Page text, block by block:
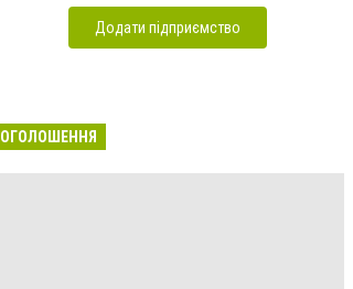
Додати підприємство
ОГОЛОШЕННЯ